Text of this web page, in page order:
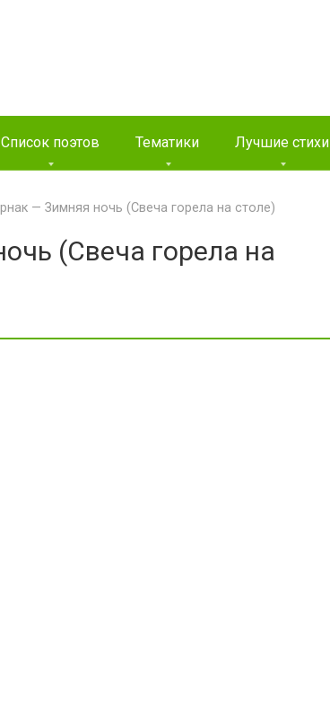
Список поэтов Тематики Лучшие стихи
— Зимняя ночь (Свеча горела на столе)
(Свеча горела на